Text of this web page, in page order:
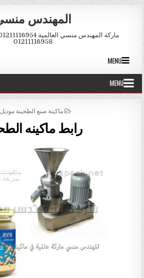
Skip to content
المهندس
01211116958
MENU
MENU
POSTED IN
ماكينة صنع الطحينة موديل 810
رابط ماكينه